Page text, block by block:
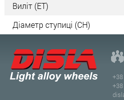
Виліт (ET)
Діаметр ступиці (СН)